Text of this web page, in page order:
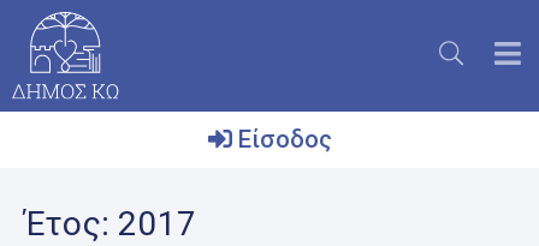
Δήμος
Είσοδος
Έτος: 2017